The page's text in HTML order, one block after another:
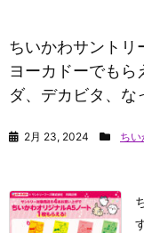
ちいかわサントリ
ヨーカドーでもら
ダ、デカビタ、
2月 23, 2024 ち